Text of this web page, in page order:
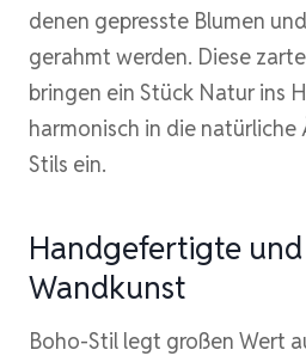
denen gepresste Blumen
gerahmt werden. Diese
bringen ein Stück Natur ins
harmonisch in die
Stils ein.
Handgefertigte
Wandkunst
Boho-Stil legt großen Wert